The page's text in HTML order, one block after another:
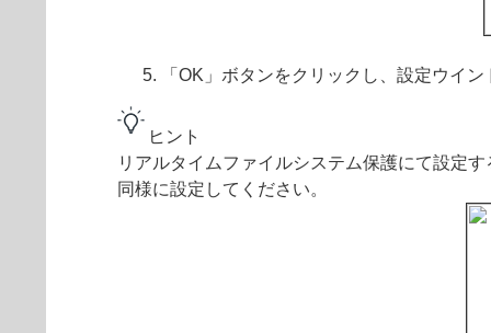
「OK」ボタンをクリックし、設定ウイ
ヒント
リアルタイムファイルシステム保護にて設定
同様に設定してください。